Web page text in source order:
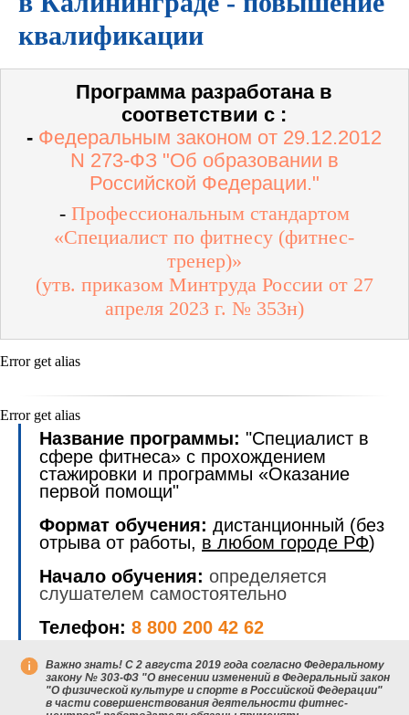
квалификации
Программа разработана в
соответствии с :
- Федеральным законом от 29.12.2012
N 273-ФЗ "Об образовании в
Российской Федерации."
- Профессиональным стандартом
«Специалист по фитнесу (фитнес-
тренер)»
(утв. приказом Минтруда России от 27
апреля 2023 г. № 353н)
Error get alias
Error get alias
Название программы: "Специалист в
сфере фитнеса» с прохождением
стажировки и программы «Оказание
первой помощи"
Формат обучения: дистанционный (без
отрыва от работы, в любом городе РФ)
Начало обучения: определяется
слушателем самостоятельно
Телефон: 8 800 200 42 62
Важно знать! С 2 августа 2019 года согласно Федеральному
закону № 303-ФЗ "О внесении изменений в Федеральный закон
"О физической культуре и спорте в Российской Федерации"
в части совершенствования деятельности фитнес-